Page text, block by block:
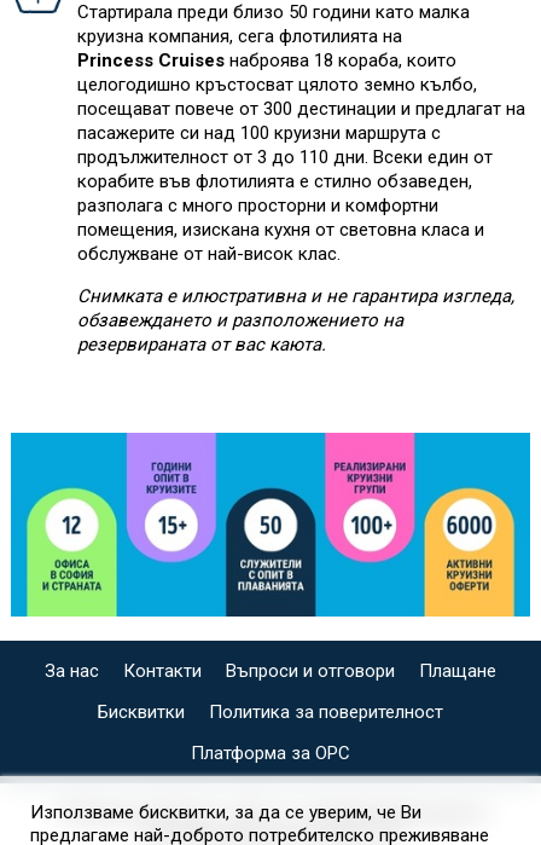
Стартирала преди близо 50 години като малка
круизна компания, сега флотилията на
Princess Cruisesнаброява 18 кораба, които
целогодишно кръстосват цялото земно кълбо,
посещават повече от 300 дестинации и предлагат на
пасажерите си над 100 круизни маршрута с
продължителност от 3 до 110 дни. Всеки един от
корабите във флотилията е стилно обзаведен,
разполага с много просторни и комфортни
помещения, изискана кухня от световна класа и
обслужване от най-висок клас.
Снимката е илюстративна и не гарантира изгледа,
обзавеждането и разположението на
резервираната от вас каюта.
За нас Контакти Въпроси и отговори
Плащане
Бисквитки
Политика за поверителност
Платформа за ОРС
СПЕЦИАЛИЗИРАН САЙТ ЗА ИНДИВИДУАЛНИ И
ОРГАНИЗИРАНИ КРУИЗИ НА
Използваме бисквитки, за да се уверим, че Ви
предлагаме най-доброто потребителско преживяване